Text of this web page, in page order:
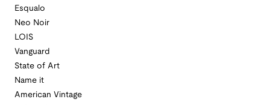
Esqualo
Neo Noir
LOIS
Vanguard
State of Art
Name it
American Vintage